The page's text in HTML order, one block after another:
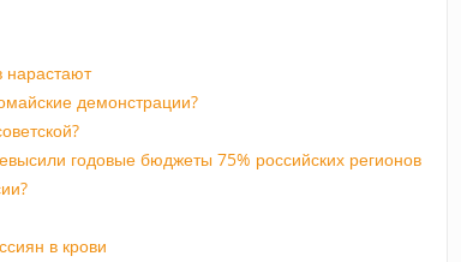
нарастают
демонстрации?
годовые бюджеты 75% российских регионов
в крови